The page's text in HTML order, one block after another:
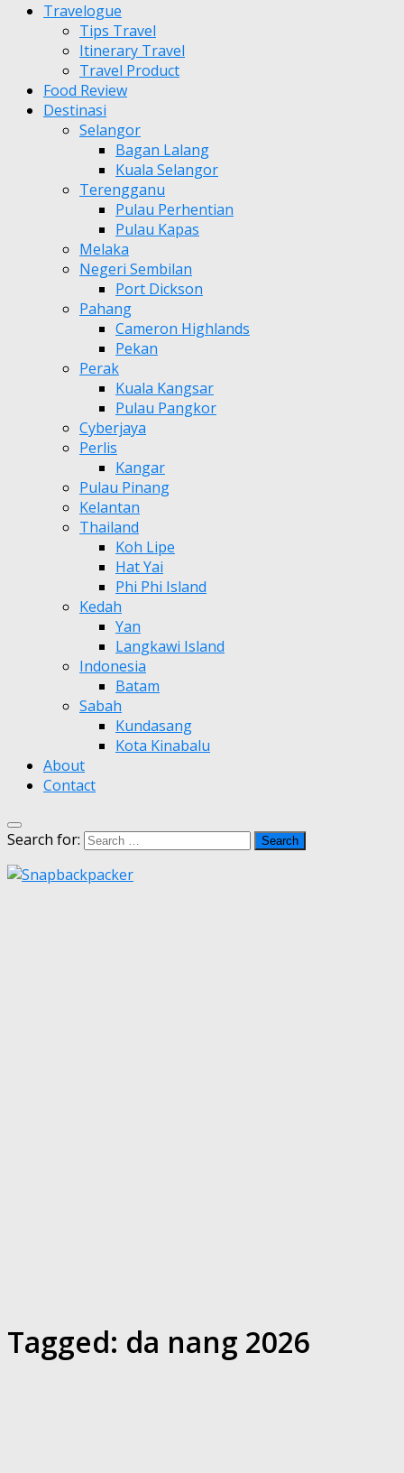
Travelogue
Tips Travel
Itinerary Travel
Travel Product
Food Review
Destinasi
Selangor
Bagan Lalang
Kuala Selangor
Terengganu
Pulau Perhentian
Pulau Kapas
Melaka
Negeri Sembilan
Port Dickson
Pahang
Cameron Highlands
Pekan
Perak
Kuala Kangsar
Pulau Pangkor
Cyberjaya
Perlis
Kangar
Pulau Pinang
Kelantan
Thailand
Koh Lipe
Hat Yai
Phi Phi Island
Kedah
Yan
Langkawi Island
Indonesia
Batam
Sabah
Kundasang
Kota Kinabalu
About
Contact
Search for:
Tagged: da nang 2026